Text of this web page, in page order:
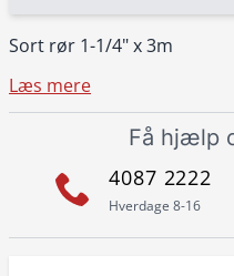
Sort rør 1-1/4" x 3m
Læs mere
Få hjælp
4087 2222
Hverdage 8-16